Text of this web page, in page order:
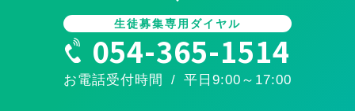
生徒募集専用ダイヤル
054-365-1514
お電話受付時間 / 平日9:00～17:00